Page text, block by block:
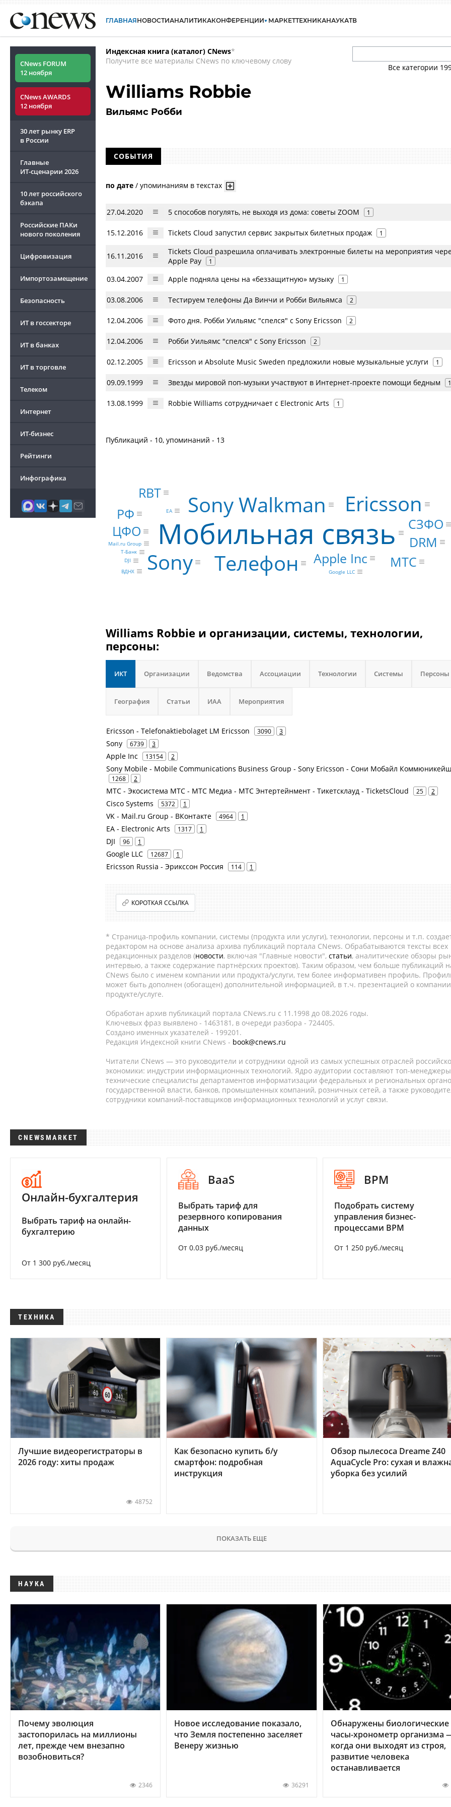
ГЛАВНАЯНОВОСТИАНАЛИТИКАКОНФЕРЕНЦИИ МАРКЕТТЕХНИКАНАУКАТВ
CNews FORUM
12 ноября
CNews AWARDS
12 ноября
30 лет рынку ERP
в России
Главные
ИТ-сценарии 2026
10 лет российского
бэкапа
Российские ПАКи
нового поколения
Цифровизация
Импортозамещение
Безопасность
ИТ в госсекторе
ИТ в банках
ИТ в торговле
Телеком
Интернет
ИТ-бизнес
Рейтинги
Инфографика
Индексная книга (каталог) CNews*
Получите все материалы CNews по ключевому слову
Все категории
Williams Robbie
Вильямс Робби
СОБЫТИЯ
по дате / упоминаниям в текстах
27.04.2020 5 способов погулять, не выходя из дома: советы ZOOM 1
15.12.2016 Tickets Cloud запустил сервис закрытых билетных продаж 1
16.11.2016
Tickets Cloud разрешила оплачивать электронные билеты на мероприятия
Apple Pay
1
03.04.2007 Apple подняла цены на «беззащитную» музыку 1
03.08.2006 Тестируем телефоны Да Винчи и Робби Вильямса 2
12.04.2006 Фото дня. Робби Уильямс "спелся" с Sony Ericsson 2
12.04.2006 Робби Уильямс "спелся" с Sony Ericsson 2
02.12.2005 Ericsson и Absolute Music Sweden предложили новые музыкальные услуги 1
09.09.1999 Звезды мировой поп-музыки участвуют в Интернет-проекте помощи бедным 1
13.08.1999 Robbie Williams сотрудничает с Electronic Arts 1
Публикаций - 10, упоминаний - 13
Мобильная связь
Ericsson
Sony Телефон
Sony Walkman
Apple Inc МТС
DRM
RBT
РФ
ЦФО
СЗФО
Mail.ru Group
EA
DJI
Google LLC
Т-Банк
ВДНХ
Williams Robbie и организации, системы, технологии,
персоны:
ИКТ Организации Ведомства Ассоциации Технологии Системы Персоны
География Статьи ИАА Мероприятия
Ericsson - Telefonaktiebolaget LM Ericsson 3090 3
Sony 6739 3
Apple Inc 13154 2
Sony Mobile - Mobile Communications Business Group - Sony Ericsson - Сони Мобайл
1268 2
МТС - Экосистема МТС - МТС Медиа - МТС Энтертейнмент - Тикетсклауд - TicketsCloud 25 2
Cisco Systems 5372 1
VK - Mail.ru Group - ВКонтакте 4964 1
EA - Electronic Arts 1317 1
DJI 96 1
Google LLC 12687 1
Ericsson Russia - Эрикссон Россия 114 1
КОРОТКАЯ ССЫЛКА
* Страница-профиль компании, системы (продукта или услуги), технологии, персоны и т.п.
редактором на основе анализа архива публикаций портала CNews. Обрабатываются тексты всех
редакционных разделов (новости, включая "Главные новости", статьи, аналитические обзоры
интервью, а также содержание партнёрских проектов). Таким образом, чем больше публикаций
CNews было с именем компании или продукта/услуги, тем более информативен профиль.
может быть дополнен (обогащен) дополнительной информацией, в т.ч. презентацией о
продукте/услуге.
Обработан архив публикаций портала CNews.ru c 11.1998 до 08.2026 годы.
Ключевых фраз выявлено - 1463181, в очереди разбора - 724405.
Создано именных указателей - 199201.
Редакция Индексной книги CNews - book@cnews.ru
Читатели CNews — это руководители и сотрудники одной из самых успешных отраслей
экономики: индустрии информационных технологий. Ядро аудитории составляют топ-
технические специалисты департаментов информатизации федеральных и региональных
государственной власти, банков, промышленных компаний, розничных сетей, а также
сотрудники компаний-поставщиков информационных технологий и услуг связи.
CNEWSMARKET
Онлайн-бухгалтерия
Выбрать тариф на онлайн-
бухгалтерию
От 1 300 руб./месяц
BaaS
Выбрать тариф для
резервного копирования
данных
От 0.03 руб./месяц
BPM
Подобрать систему
управления бизнес-
процессами BPM
От 1 250 руб./месяц
ТЕХНИКА
Лучшие видеорегистраторы в
2026 году: хиты продаж
48752
Как безопасно купить б/у
смартфон: подробная
инструкция
Обзор пылесоса Dreame Z40
AquaCycle Pro: сухая и
уборка без усилий
ПОКАЗАТЬ ЕЩЕ
НАУКА
Почему эволюция
застопорилась на миллионы
лет, прежде чем внезапно
возобновиться?
2346
Новое исследование показало,
что Земля постепенно заселяет
Венеру жизнью
36291
Обнаружены биологические
часы-хронометр организма
когда они выходят из строя,
развитие человека
останавливается